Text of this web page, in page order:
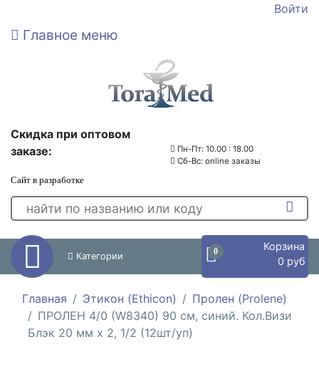
Войти
Главное меню
Скидка при оптовом
заказе:
Сайт в разработке
Пн-Пт: 10.00 : 18.00
Сб-Вс: online заказы
Категории 0
Корзина
0 руб
Главная Этикон (Ethicon)
Пролен (Prolene)
ПРОЛЕН 4/0 (W8340) 90 см, синий. Кол.Визи
Блэк 20 мм х 2, 1/2 (12шт/уп)